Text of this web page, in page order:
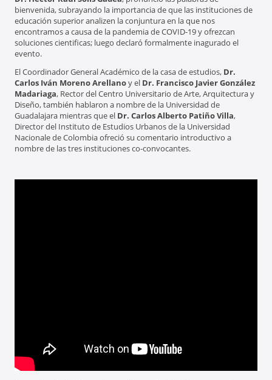
bienvenida, subrayando la importancia de que las instituciones de
educación superior analizen la conjuntura en la que nos
encontramos a causa de la pandemia de COVID-19 y ofrezcan
soluciones cientificas; luego declaró formalmente inagurado el
evento.
El Coordinador General Académico de la casa de estudios, Dr.
Carlos Iván Moreno Arellanoy el Dr. Francisco Javier González
Madariaga, Rector del Centro Universitario de Arte, Arquitectura y
Diseño, también hablaron a nombre de la Universidad de
Guadalajara mientras que el Dr. Carlos Alberto Patiño Villa,
Director del Instituto de Estudios Urbanos de la Universidad
Nacionale de Colombia ofreció su comentario introductivo a
nombre de las tres instituciones co-convocantes.